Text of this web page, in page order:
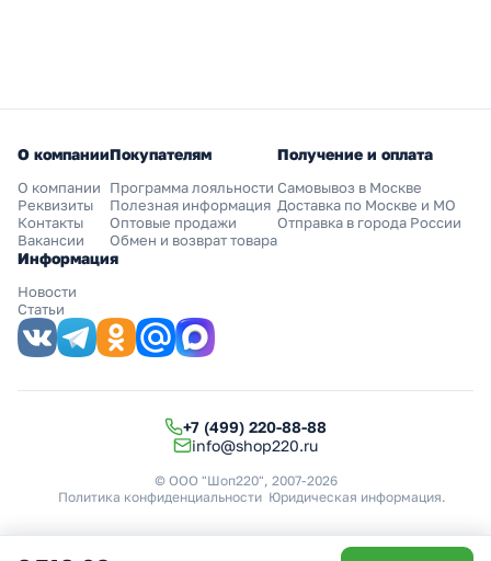
О компании
О компании
Реквизиты
Контакты
Вакансии
Покупателям
Программа лояльности
Полезная информация
Оптовые продажи
Обмен и возврат товара
Получение и оплата
Самовывоз в Москве
Доставка по Москве и МО
Отправка в города России
Информация
Новости
Статьи
+7 (499) 220-88-88
info@shop220.ru
© ООО "Шоп220", 2007-2026
Политика конфиденциальности Юридическая информация.